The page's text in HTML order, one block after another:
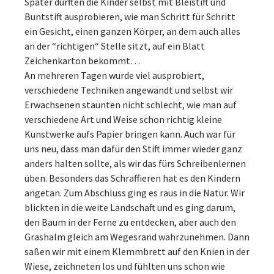
Buntstift ausprobieren, wie man Schritt für Schritt
ein Gesicht, einen ganzen Körper, an dem auch alles
an der “richtigen“ Stelle sitzt, auf ein Blatt
Zeichenkarton bekommt…
An mehreren Tagen wurde viel ausprobiert,
verschiedene Techniken angewandt und selbst wir
Erwachsenen staunten nicht schlecht, wie man auf
verschiedene Art und Weise schon richtig kleine
Kunstwerke aufs Papier bringen kann. Auch war für
uns neu, dass man dafür den Stift immer wieder ganz
anders halten sollte, als wir das fürs Schreibenlernen
üben. Besonders das Schraffieren hat es den Kindern
angetan. Zum Abschluss ging es raus in die Natur. Wir
blickten in die weite Landschaft und es ging darum,
den Baum in der Ferne zu entdecken, aber auch den
Grashalm gleich am Wegesrand wahrzunehmen. Dann
saßen wir mit einem Klemmbrett auf den Knien in der
Wiese, zeichneten los und fühlten uns schon wie